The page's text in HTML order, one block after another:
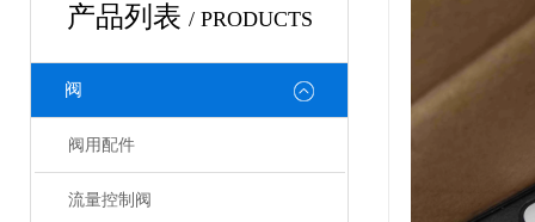
产品列表 / PRODUCTS
阀
阀用配件
流量控制阀